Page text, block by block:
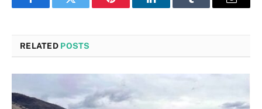
FacebookTwitter Pinterest LinkedInTumblr Email
RELATED POSTS